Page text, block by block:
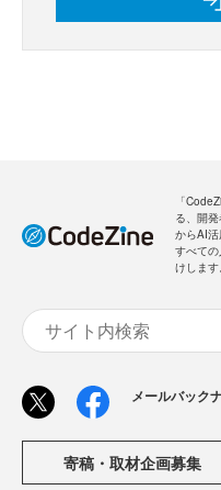
「
る、開
からAI
すべて
けします。
メールバック
寄稿・取材企画募集